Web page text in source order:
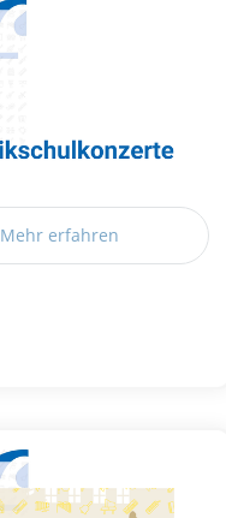
Mehr erfahren